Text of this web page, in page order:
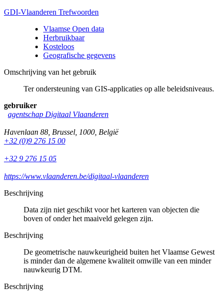
GDI-Vlaanderen Trefwoorden
Vlaamse Open data
Herbruikbaar
Kosteloos
Geografische gegevens
Omschrijving van het gebruik
Ter ondersteuning van GIS-applicaties op alle beleidsniveaus.
gebruiker
agentschap Digitaal Vlaanderen
Havenlaan 88 Brussel 1000 België
+32 (0)9 276 15 00
+32 9 276 15 05
https://www.vlaanderen.be/digitaal-vlaanderen
Beschrijving
Data zijn niet geschikt voor het karteren van objecten die
boven of onder het maaiveld gelegen zijn.
Beschrijving
De geometrische nauwkeurigheid buiten het Vlaamse Gewest
is minder dan de algemene kwaliteit omwille van een minder
nauwkeurig DTM.
Beschrijving